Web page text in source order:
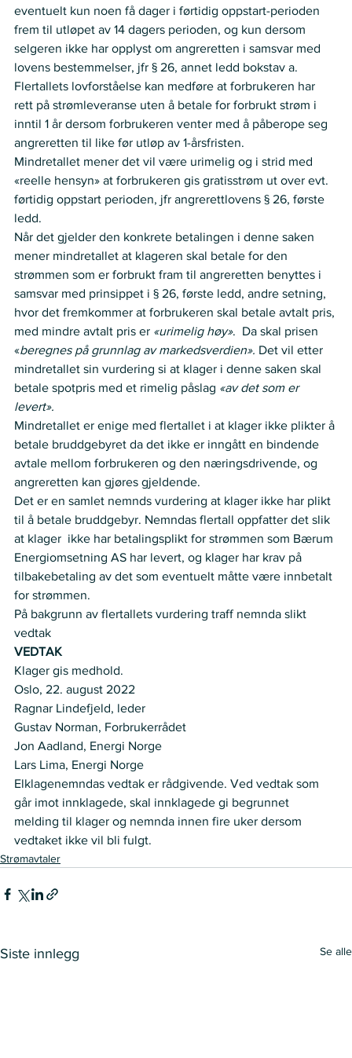
eventuelt kun noen få dager i førtidig oppstart-perioden
frem til utløpet av 14 dagers perioden, og kun dersom
selgeren ikke har opplyst om angreretten i samsvar med
lovens bestemmelser, jfr § 26, annet ledd bokstav a.
Flertallets lovforståelse kan medføre at forbrukeren har
rett på strømleveranse uten å betale for forbrukt strøm i
inntil 1 år dersom forbrukeren venter med å påberope seg
angreretten til like før utløp av 1-årsfristen.
Mindretallet mener det vil være urimelig og i strid med
«reelle hensyn» at forbrukeren gis gratisstrøm ut over evt.
førtidig oppstart perioden, jfr angrerettlovens § 26, første
ledd.
Når det gjelder den konkrete betalingen i denne saken
mener mindretallet at klageren skal betale for den
strømmen som er forbrukt fram til angreretten benyttes i
samsvar med prinsippet i § 26, første ledd, andre setning,
hvor det fremkommer at forbrukeren skal betale avtalt pris,
med mindre avtalt pris er «urimelig høy».  Da skal prisen
«beregnes på grunnlag av markedsverdien». Det vil etter
mindretallet sin vurdering si at klager i denne saken skal
betale spotpris med et rimelig påslag «av det som er
levert».
Mindretallet er enige med flertallet i at klager ikke plikter å
betale bruddgebyret da det ikke er inngått en bindende
avtale mellom forbrukeren og den næringsdrivende, og
angreretten kan gjøres gjeldende.
Det er en samlet nemnds vurdering at klager ikke har plikt
til å betale bruddgebyr. Nemndas flertall oppfatter det slik
at klager  ikke har betalingsplikt for strømmen som Bærum
Energiomsetning AS har levert, og klager har krav på
tilbakebetaling av det som eventuelt måtte være innbetalt
for strømmen.
På bakgrunn av flertallets vurdering traff nemnda slikt
vedtak
VEDTAK
Klager gis medhold.
Oslo, 22. august 2022
Ragnar Lindefjeld, leder
Gustav Norman, Forbrukerrådet
Jon Aadland, Energi Norge
Lars Lima, Energi Norge
Elklagenemndas vedtak er rådgivende. Ved vedtak som
går imot innklagede, skal innklagede gi begrunnet
melding til klager og nemnda innen fire uker dersom
vedtaket ikke vil bli fulgt.
Strømavtaler
Siste innlegg Se alle